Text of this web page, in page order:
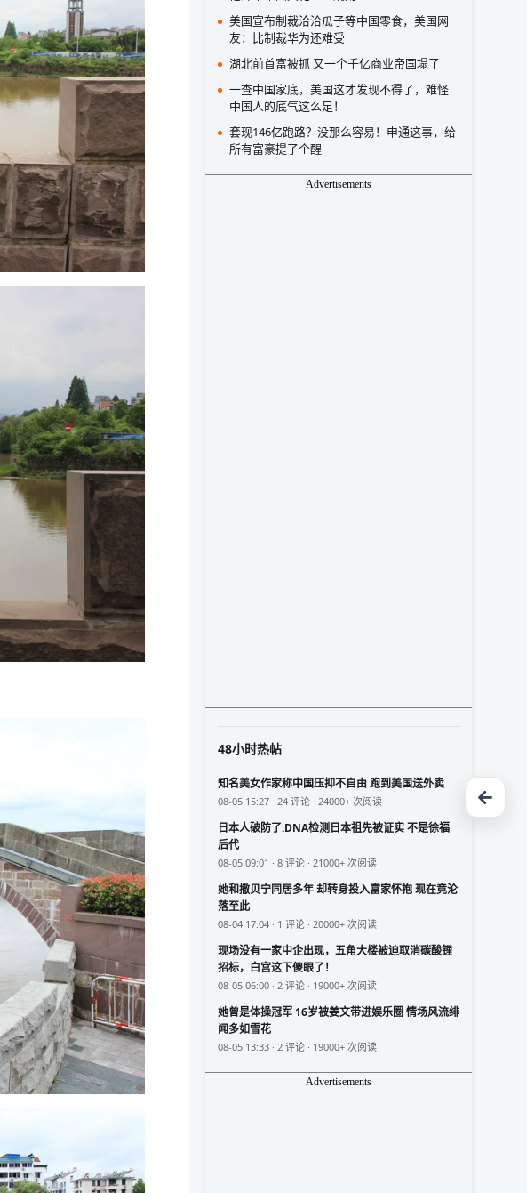
美国宣布制裁洽洽瓜子等中国零食，美国网
友：比制裁华为还难受
湖北前首富被抓 又一个千亿商业帝国塌了
一查中国家底，美国这才发现不得了，难怪
中国人的底气这么足！
套现146亿跑路？没那么容易！申通这事，给
所有富豪提了个醒
Advertisements
48小时热帖
知名美女作家称中国压抑不自由 跑到美国送外卖
08-05 15:27 · 24 评论 · 24000+ 次阅读
日本人破防了:DNA检测日本祖先被证实 不是徐福
后代
08-05 09:01 · 8 评论 · 21000+ 次阅读
她和撒贝宁同居多年 却转身投入富家怀抱 现在竟沦
落至此
08-04 17:04 · 1 评论 · 20000+ 次阅读
现场没有一家中企出现，五角大楼被迫取消碳酸锂
招标，白宫这下傻眼了！
08-05 06:00 · 2 评论 · 19000+ 次阅读
她曾是体操冠军 16岁被姜文带进娱乐圈 情场风流绯
闻多如雪花
08-05 13:33 · 2 评论 · 19000+ 次阅读
Advertisements